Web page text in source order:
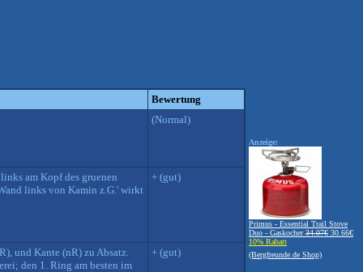
Bewertung
(Normal)
am Kopf des gruenen
links von Kamin z.G.' wirkt
+ (gut)
und Kante (nR) zu Absatz.
den 1. Ring am besten im
+ (gut)
Anzeige:
Primus - Essential Trail Stove
Duo - Gaskocher34.07€ 30.66€
10% Rabatt
(Bergfreunde.de Shop)